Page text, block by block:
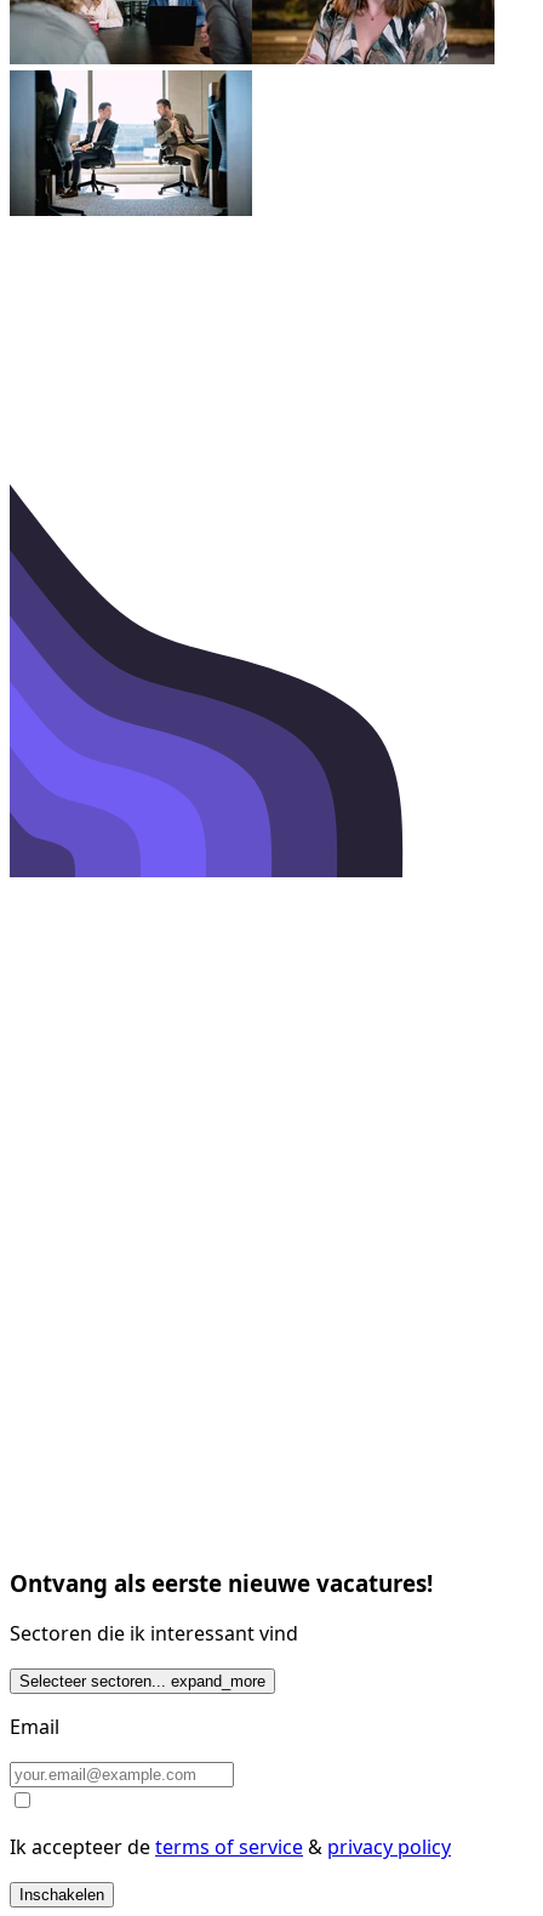
Ontvang als eerste nieuwe vacatures!
Sectoren die ik interessant vind
Selecteer sectoren... expand_more
Email
Ik accepteer determs of service& privacy policy
Inschakelen